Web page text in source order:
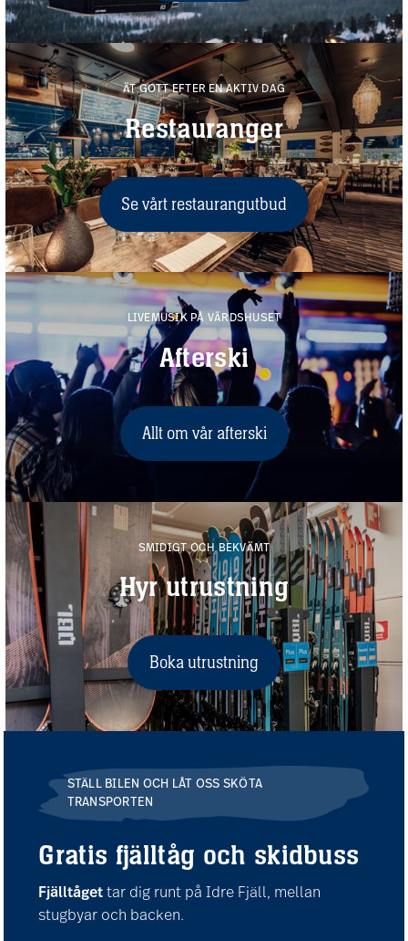
ÄT GOTT EFTER EN AKTIV DAG
Restauranger
Se vårt restaurangutbud
LIVEMUSIK PÅ VÄRDSHUSET
Afterski
Allt om vår afterski
SMIDIGT OCH BEKVÄMT
Hyr utrustning
Boka utrustning
STÄLL BILEN OCH LÅT OSS SKÖTA
TRANSPORTEN
Gratis fjälltåg och skidbuss
Fjälltåget tar dig runt på Idre Fjäll, mellan
stugbyar och backen.